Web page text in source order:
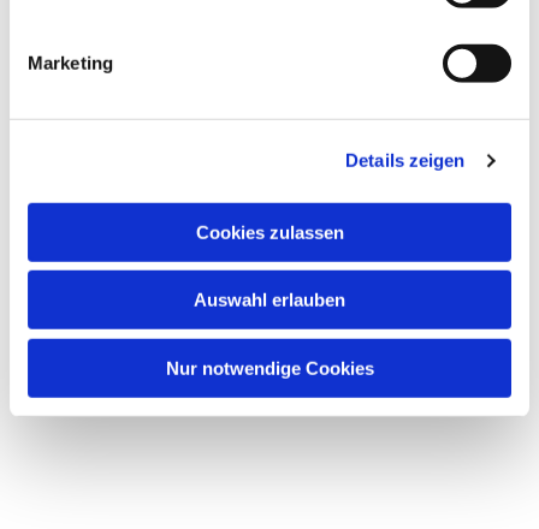
Marketing
Details zeigen
Cookies zulassen
Auswahl erlauben
Nur notwendige Cookies
Dies könnte Sie auch
interessieren